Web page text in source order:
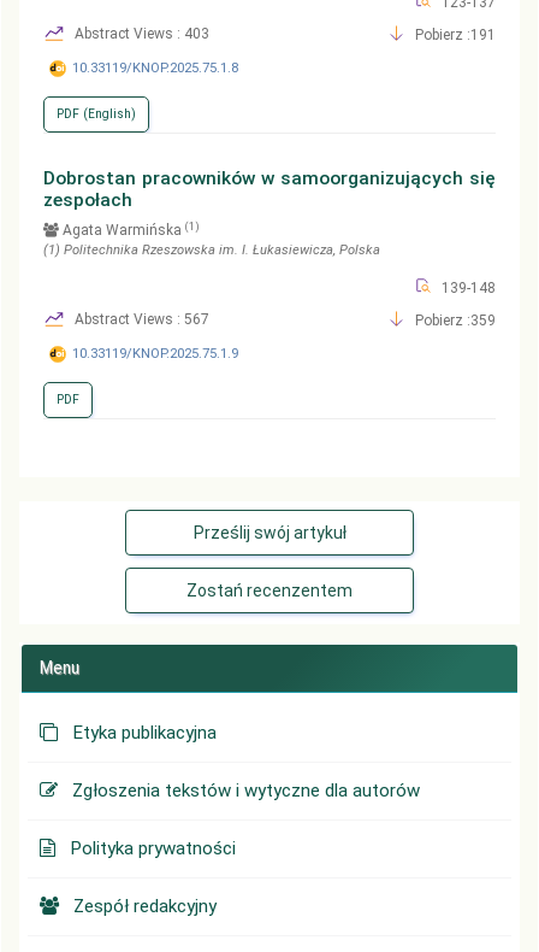
Abstract Views : 403
Pobierz :191
10.33119/KNOP.2025.75.1.8
PDF (English)
Dobrostan pracowników w samoorganizujących się
zespołach
Agata Warmińska (1)
(1) Politechnika Rzeszowska im. I. Łukasiewicza, Polska
139-148
Abstract Views : 567
Pobierz :359
10.33119/KNOP.2025.75.1.9
PDF
Prześlij swój artykuł
Zostań recenzentem
Menu
Etyka publikacyjna
Zgłoszenia tekstów i wytyczne dla autorów
Polityka prywatności
Zespół redakcyjny